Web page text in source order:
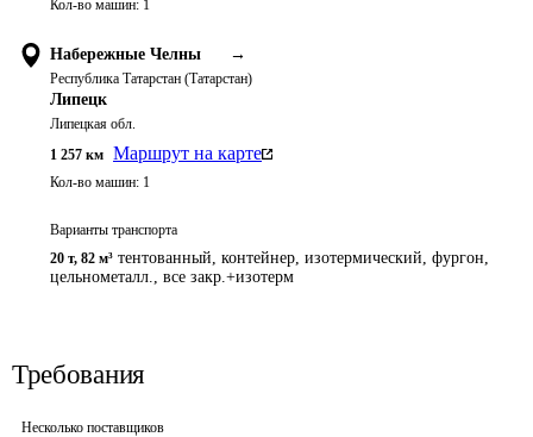
Кол-во машин: 1
Набережные Челны →
Республика Татарстан (Татарстан)
Липецк
Липецкая обл.
1 257 км Маршрут на карте
Кол-во машин: 1
Варианты транспорта
20 т, 82 м³ тентованный, контейнер, изотермический, фургон,
цельнометалл., все закр.+изотерм
Требования
Несколько поставщиков